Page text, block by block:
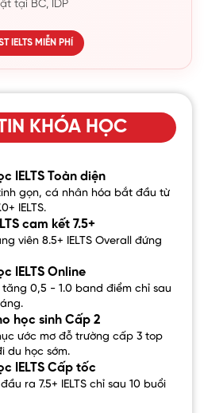
tại BC, IDP
IELTS MIỄN PHÍ
KHÓA HỌC
IELTS Toàn diện
gọn, cá nhân hóa bắt đầu từ
IELTS.
cam kết 7.5+
viên 8.5+ IELTS Overall đứng
IELTS Online
0,5 - 1.0 band điểm chỉ sau
học sinh Cấp 2
ước mơ đỗ trường cấp 3 top
du học sớm.
IELTS Cấp tốc
ra 7.5+ IELTS chỉ sau 10 buổi